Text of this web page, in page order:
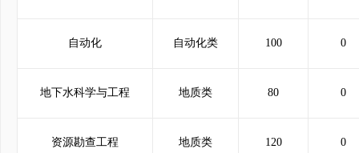
自动化 自动化类 100 0
地下水科学与工程 地质类 80 0
资源勘查工程 地质类 120 0